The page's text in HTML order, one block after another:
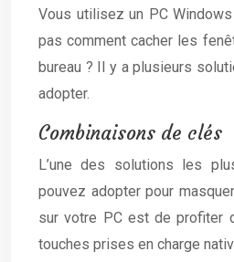
Vous utilisez un PC
pas comment cacher les
bureau ? Il y a plusieurs
adopter.
Combinaisons de clés
L’une des solutions les
pouvez adopter pour
sur votre PC est de profiter
touches prises en charge